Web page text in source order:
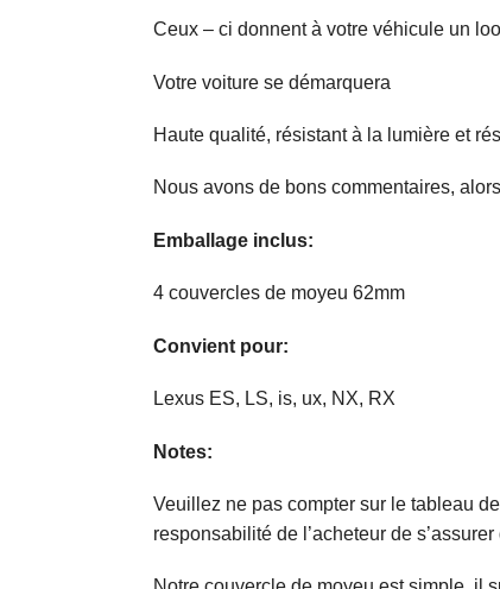
Ceux – ci donnent à votre véhicule un
Votre voiture se démarquera
Haute qualité, résistant à la lumière et
Nous avons de bons commentaires,
Emballage inclus:
4 couvercles de moyeu 62mm
Convient pour:
Lexus ES, LS, is, ux, NX, RX
Notes:
Veuillez ne pas compter sur le tableau
responsabilité de l’acheteur de